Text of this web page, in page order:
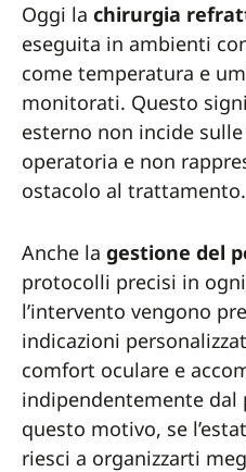
Oggi la chirurgia
eseguita in ambienti
come temperatura e
monitorati. Questo
esterno non incide
operatoria e non
ostacolo al trattamento.
Anche la gestione del
protocolli precisi in
l’intervento vengono
indicazioni
comfort oculare e
indipendentemente dal
questo motivo, se
riesci a organizzarti